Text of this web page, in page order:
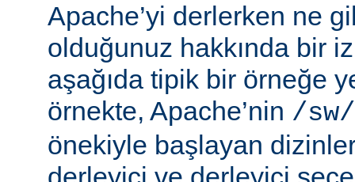
Apache’yi derlerken ne
olduğunuz hakkında bir
aşağıda tipik bir örneğe
örnekte, Apache’nin /
önekiyle başlayan